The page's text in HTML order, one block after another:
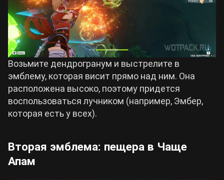
Возьмите дендрогранум и выстрелите в
эмблему, которая висит прямо над ним. Она
расположена высоко, поэтому придется
воспользоваться лучником (например, Эмбер,
которая есть у всех).
Вторая эмблема: пещера в Чаще
Апам